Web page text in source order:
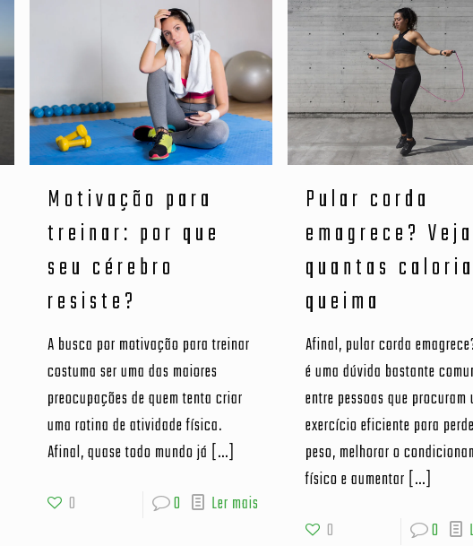
Motivação para
treinar: por que
seu cérebro
resiste?
A busca por motivação para treinar
costuma ser uma das maiores
preocupações de quem tenta criar
uma rotina de atividade física.
Afinal, quase todo mundo já […]
0
0 Ler mais
Pular corda
emagrece? Veja
quantas
queima
Afinal, pular corda
é uma dúvida bastante
entre pessoas que procuram
exercício eficiente para
peso, melhorar o
físico e aumentar […]
0
0